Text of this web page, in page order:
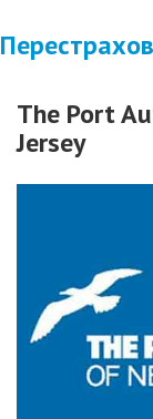
The Port
Jersey